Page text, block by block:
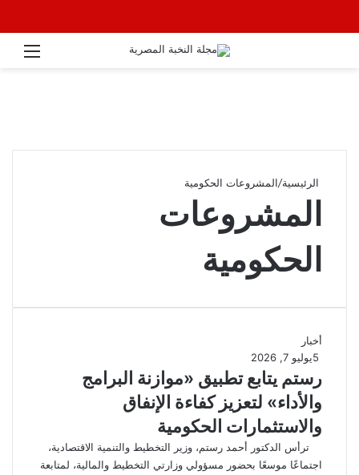
الرئيسية/المشروعات الحكومية
المشروعات
الحكومية
أخبار
يوليو 7, 2026
رستم يتابع تطبيق «موازنة البرامج
والأداء» لتعزيز كفاءة الإنفاق
والاستثمارات الحكومية
ترأس الدكتور أحمد رستم، وزير التخطيط والتنمية الاقتصادية،
اجتماعًا موسعًا بحضور مسؤولي وزارتي التخطيط والمالية، لمتابعة